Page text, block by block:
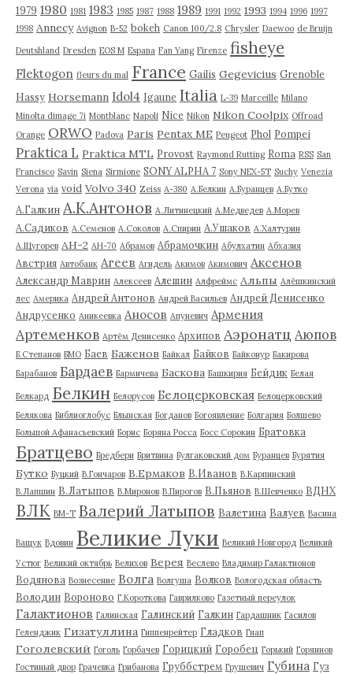
1979 1980 1981 1983 1985 1987 1988 1989 1991 1992 1993 1994 1996 1997
1998 Annecy Avignon B-52 bokeh Canon 100/2.8 Chrysler Daewoo de Bruijn
Deutshland Dresden EOS M Espana Fan Yang Firenze fisheye
Flektogon fleurs du mal France Gailis Gegevicius Grenoble
Hassy Horsemann Idol4 Igaune Italia L-39 Marceille Milano
Minolta dimage 7i Montblanc Napoli Nice Nikon Nikon Coolpix Offroad
Orange ORWO Padova Paris Pentax ME Peugeot Phol Pompei
Praktica L Praktica MTL Provost Raymond Rutting Roma RSS San
Francisco Savin Siena Sirmione SONY ALPHA 7 Sony NEX-5T Suchy Venezia
Verona via void Volvo 340 Zeiss А-380 А.Белкин А.Буранцев А.Бутко
А.Галкин А.К.Антонов А.Литинецкий А.Медведев А.Морев
А.Садиков А.Семенов А.Соколов А.Спирин А.Ушаков А.Халтурин
А.Щугорев АН-2 АН-70 Абрамов Абрамочкин Абулхатин Абхазия
Австрия Автобанк Агеев Агидель Акимов Акимович Аксенов
Александр Маврин Алексеев Алешин Алфреймс Альпы Алёшкинский
лес Америка Андрей Антонов Андрей Васильев Андрей Денисенко
Андрусенко Аникеевка Аносов Апуневич Армения
Артеменков Артём Денисенко Архипов Аэронатц Аюпов
Б.Степанов БМО Баев Баженов Байкал Байков Байконур Бакирова
Барабанов Бардаев Бармичева Баскова Башкирия Бейдик Белая
Белкард Белкин Белорусов Белоцерковская Белоцерковский
Белякова Библиоглобус Блынская Богданов Богоявление Болгария Болшево
Большой Афанасьевский Борис Боряна Росса Босс Сорокин Братовка
Братцево Бредбери Бритвина Булгаковский дом Буранцев Бурятия
Бутко Буцкий В.Гончаров В.Ермаков В.Иванов В.Карпинский
В.Лапшин В.Латыпов В.Миронов В.Пирогов В.Пьянов В.Шевченко ВДНХ
ВЛК ВМ-Т Валерий Латыпов Валетина Валуев Васина
Ващук Вдовин Великие Луки Великий Новгород Великий
Устюг Великий октябрь Велихов Верея Веслево Владимир Галактионов
Водянова Вознесение Волга Волгуша Волков Вологодская область
Володин Вороново Г.Короткова Гаврилково Газетный переулок
Галактионов Галинская Галинский Галкин Гардашник Гасилов
Геленджик Гизатуллина Гиппенрейтер Гладков Гнап
Гоголевский Гоголь Горбачев Горицкий Горобец Горький Горяинов
Гостиный двор Грачевка Грибанова Груббстрем Грушевич Губина Гуз